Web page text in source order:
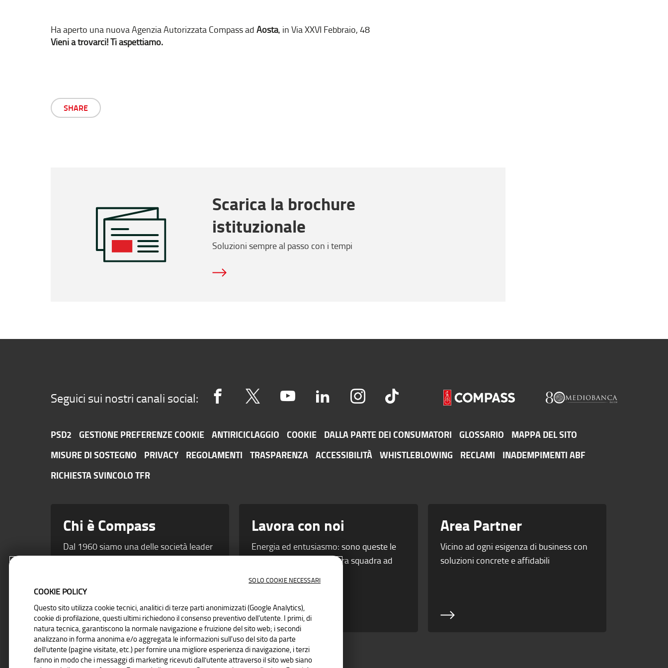
Ha aperto una nuova Agenzia Autorizzata Compass ad Aosta, in Via XXVI Febbraio, 48
Vieni a trovarci! Ti aspettiamo.
SHARE
Scarica la brochure
istituzionale
Soluzioni sempre al passo con i tempi
Seguici sui nostri canali social:
PSD2 GESTIONE PREFERENZE COOKIE ANTIRICICLAGGIO COOKIE DALLA PARTE DEI CONSUMATORI GLOSSARIO
MAPPA DEL SITO
MISURE DI SOSTEGNO
PRIVACY REGOLAMENTI TRASPARENZA ACCESSIBILITÀ WHISTLEBLOWING RECLAMI
INADEMPIMENTI ABF
RICHIESTA SVINCOLO TFR
Chi è Compass
Dal 1960 siamo una delle società leader
solidità.
Lavora con noi
Energia ed entusiasmo: sono queste le
leve che portano la nostra squadra ad
Area Partner
Vicino ad ogni esigenza di business con
soluzioni concrete e affidabili
COOKIE POLICY
Questo sito utilizza cookie tecnici, analitici di terze parti anonimizzati (Google Analytics),
cookie di profilazione, questi ultimi richiedono il consenso preventivo dell'utente. I primi, di
natura tecnica, garantiscono la normale navigazione e fruizione del sito web; i secondi
analizzano in forma anonima e/o aggregata le informazioni sull'uso del sito da parte
dell’utente (pagine visitate, etc.) per fornire una migliore esperienza di navigazione, i terzi
fanno in modo che i messaggi di marketing ricevuti dall’utente attraverso il sito web siano
SOLO COOKIE NECESSARI